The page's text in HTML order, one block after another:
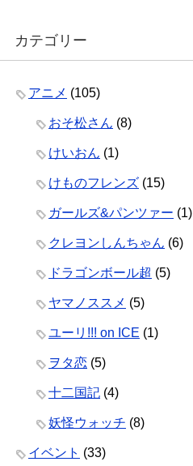
カテゴリー
アニメ (105)
おそ松さん (8)
けいおん (1)
けものフレンズ (15)
ガールズ&パンツァー (1)
クレヨンしんちゃん (6)
ドラゴンボール超 (5)
ヤマノススメ (5)
ユーリ!!! on ICE (1)
ヲタ恋 (5)
十二国記 (4)
妖怪ウォッチ (8)
イベント (33)